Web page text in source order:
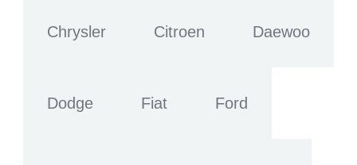
Chrysler Citroen Daewoo
Dodge Fiat Ford